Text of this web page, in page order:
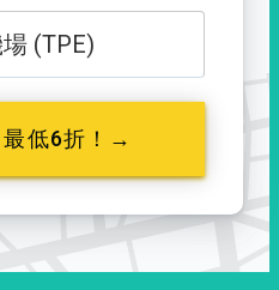
(TPE)
低6折！→